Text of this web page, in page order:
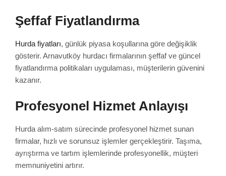
Şeffaf Fiyatlandırma
Hurda fiyatları, günlük piyasa koşullarına göre değişiklik
gösterir. Arnavutköy hurdacı firmalarının şeffaf ve güncel
fiyatlandırma politikaları uygulaması, müşterilerin güvenini
kazanır.
Profesyonel Hizmet Anlayışı
Hurda alım-satım sürecinde profesyonel hizmet sunan
firmalar, hızlı ve sorunsuz işlemler gerçekleştirir. Taşıma,
ayrıştırma ve tartım işlemlerinde profesyonellik, müşteri
memnuniyetini artırır.